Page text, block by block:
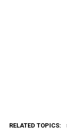
RELATED TOPICS: